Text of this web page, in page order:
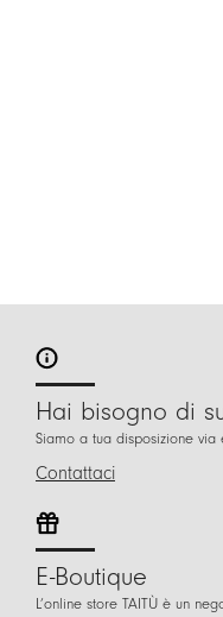
Hai bisogno di
Siamo a tua disposizione
Contattaci
E-Boutique
L’online store TAITÙ è un